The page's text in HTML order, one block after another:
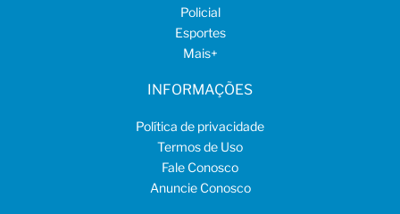
Policial
Esportes
Mais+
INFORMAÇÕES
Política de privacidade
Termos de Uso
Fale Conosco
Anuncie Conosco